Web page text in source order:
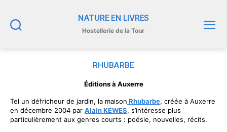
NATURE EN LIVRES
Hostellerie de la Tour
RHUBARBE
Éditions à Auxerre
Tel un défricheur de jardin, la maison Rhubarbe, créée à Auxerre
en décembre 2004 par Alain KEWES, s’intéresse plus
particulièrement aux genres courts : poésie, nouvelles, récits.